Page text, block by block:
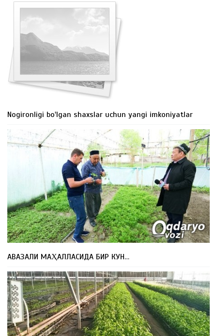
Nogironligi bo'lgan shaxslar uchun yangi imkoniyatlar
АВАЗАЛИ МАҲАЛЛАСИДА БИР КУН…